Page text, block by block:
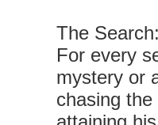
The
For every
mystery or
chasing